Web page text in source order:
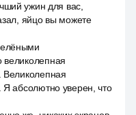
ужин для вас,
яйцо вы можете
Великолепная
абсолютно уверен, что